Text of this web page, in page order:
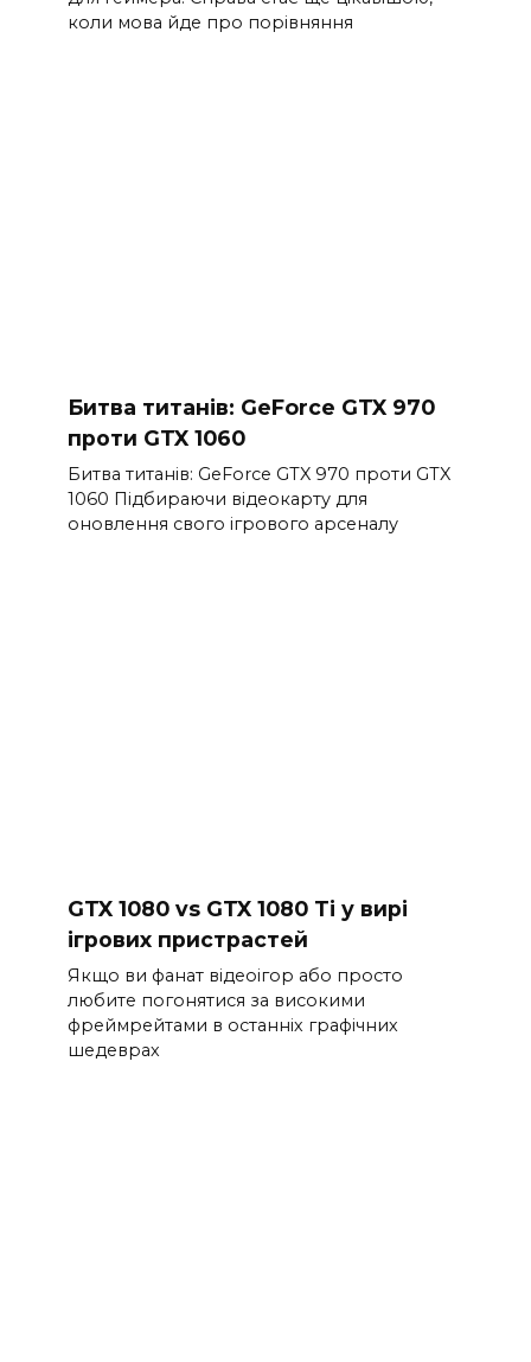
коли мова йде про порівняння
Битва титанів: GeForce GTX 970
проти GTX 1060
Битва титанів: GeForce GTX 970 проти GTX
1060 Підбираючи відеокарту для
оновлення свого ігрового арсеналу
GTX 1080 vs GTX 1080 Ti у вирі
ігрових пристрастей
Якщо ви фанат відеоігор або просто
любите погонятися за високими
фреймрейтами в останніх графічних
шедеврах